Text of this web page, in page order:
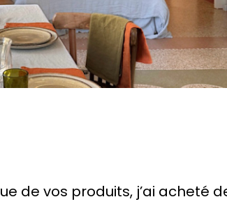
de Couleur Chanvre, voici la